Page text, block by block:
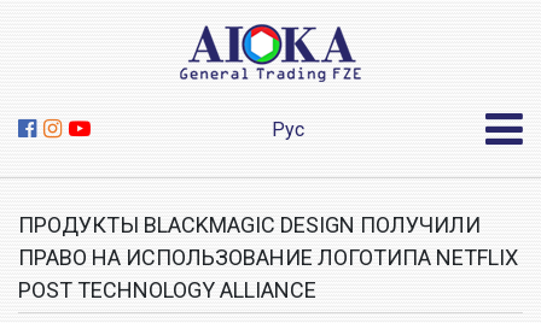
Рус
ПРОДУКТЫ BLACKMAGIC DESIGN ПОЛУЧИЛИ
ПРАВО НА ИСПОЛЬЗОВАНИЕ ЛОГОТИПА NETFLIX
POST TECHNOLOGY ALLIANCE